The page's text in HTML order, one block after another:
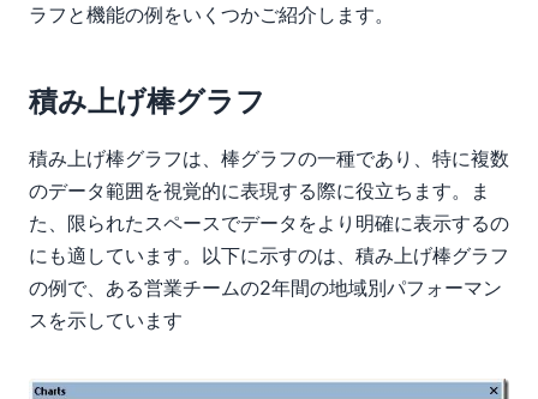
ラフと機能の例をいくつかご紹介します。
積み上げ棒グラフ
積み上げ棒グラフは、棒グラフの一種であり、特に複数
のデータ範囲を視覚的に表現する際に役立ちます。ま
た、限られたスペースでデータをより明確に表示するの
にも適しています。以下に示すのは、積み上げ棒グラフ
の例で、ある営業チームの2年間の地域別パフォーマン
スを示しています